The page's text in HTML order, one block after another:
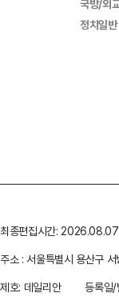
국방/외
정치일반
최종편집시간:
주소 : 서울특별시 용산구
제호: 데일리안
등록일